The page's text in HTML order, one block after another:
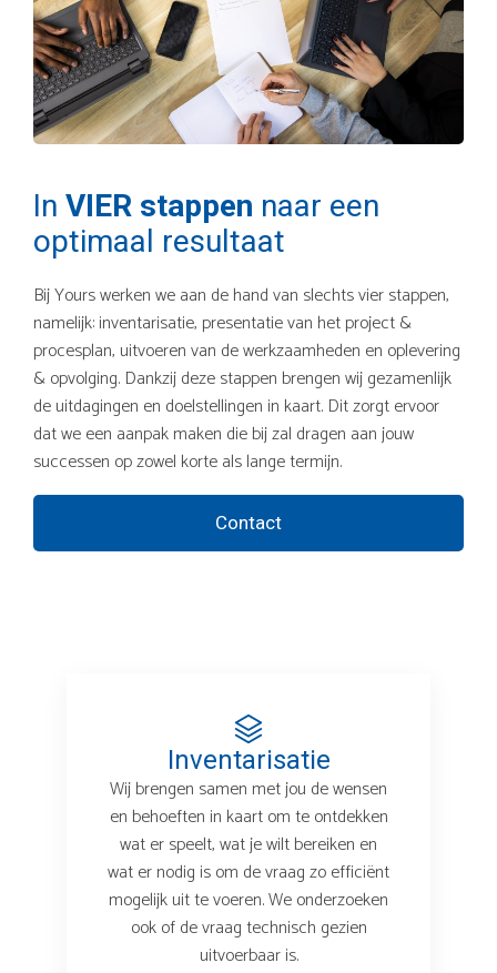
In VIER stappen naar een
optimaal resultaat
Bij Yours werken we aan de hand van slechts vier stappen,
namelijk: inventarisatie, presentatie van het project &
procesplan, uitvoeren van de werkzaamheden en oplevering
& opvolging. Dankzij deze stappen brengen wij gezamenlijk
de uitdagingen en doelstellingen in kaart. Dit zorgt ervoor
dat we een aanpak maken die bij zal dragen aan jouw
successen op zowel korte als lange termijn.
Contact
Inventarisatie
Wij brengen samen met jou de wensen
en behoeften in kaart om te ontdekken
wat er speelt, wat je wilt bereiken en
wat er nodig is om de vraag zo efficiënt
mogelijk uit te voeren. We onderzoeken
ook of de vraag technisch gezien
uitvoerbaar is.